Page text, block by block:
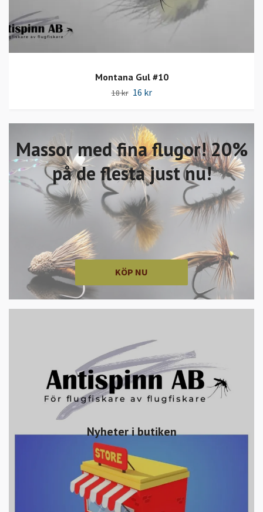
Massor med fina flugor! 20%
på de flesta just nu!
KÖP NU
Nyheter i butiken
Montana Gul #10
18 kr 16 kr